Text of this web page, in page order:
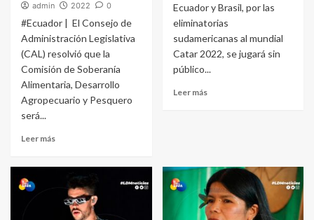
admin 2022 0
#Ecuador | El Consejo de
Administración Legislativa
(CAL) resolvió que la
Comisión de Soberanía
Alimentaria, Desarrollo
Agropecuario y Pesquero
será...
Leer más
Ecuador y Brasil, por las
eliminatorias
sudamericanas al mundial
Catar 2022, se jugará sin
público...
Leer más